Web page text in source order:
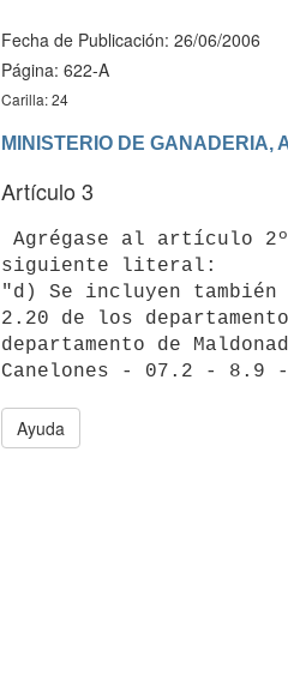
Fecha de Publicación: 26/06/2006
Página: 622-A
Carilla: 24
MINISTERIO DE GANADERIA,
Artículo 3
siguiente literal:
"d) Se incluyen también
2.20 de los
departamento de
Ayuda